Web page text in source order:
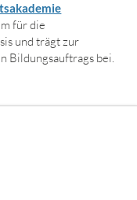
für die
und trägt zur
Bildungsauftrags bei.